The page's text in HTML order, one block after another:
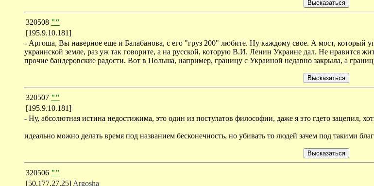
320508 ""
[195.9.10.181]
- Аргоша, Вы наверное еще и Балабанова, с его "груз 200" любите. Ну каждому свое. А мост, который
украинской земле, раз уж так говорите, а на русской, которую В.И. Ленин Украине дал. Не нравится
прочие бандеровские радости. Вот в Польша, например, границу с Украиной недавно закрыла, а
320507 ""
[195.9.10.181]
- Ну, абсолютная истина недостижима, это один из постулатов философии, даже я это гдето зацепил,
идеально можно делать время под названием бесконечность, но убивать то людей зачем под такими
320506 ""
[50.177.27.25] Argosha